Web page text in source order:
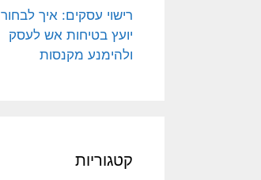
רישוי עסקים: איך לבחור
יועץ בטיחות אש לעסק
ולהימנע מקנסות
קטגוריות